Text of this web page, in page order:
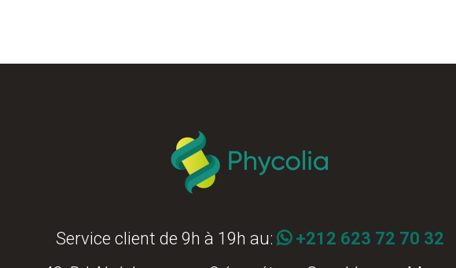
Service client de 9h à 19h au:
+212 623 72 70 32